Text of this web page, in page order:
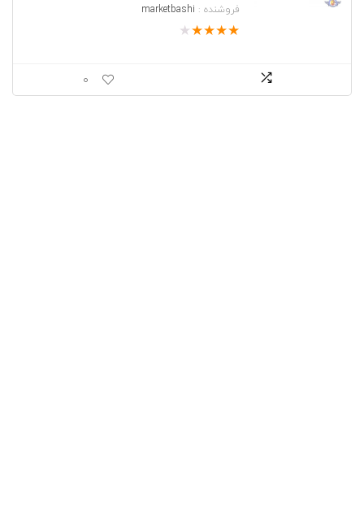
فروشنده : marketbashi
★
★
★
★
★
0